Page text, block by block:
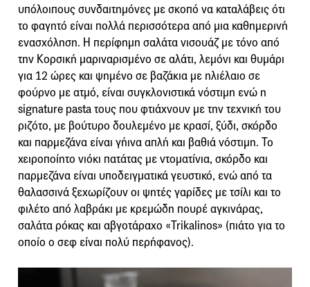
υπόλοιπους συνδαιτημόνες με σκοπό να καταλάβεις ότι
το φαγητό είναι πολλά περισσότερα από μια καθημερινή
ενασχόληση. Η περίφημη σαλάτα νισουάζ με τόνο από
την Κορσική μαριναρισμένο σε αλάτι, λεμόνι και θυμάρι
για 12 ώρες και ψημένο σε βαζάκια με ηλιέλαιο σε
φούρνο με ατμό, είναι συγκλονιστικά νόστιμη ενώ η
signature pasta τους που φτιάχνουν με την τεχνική του
ριζότο, με βούτυρο δουλεμένο με κρασί, ξύδι, σκόρδο
και παρμεζάνα είναι γήινα απλή και βαθιά νόστιμη. Το
χειροποίητο νιόκι πατάτας με ντοματίνια, σκόρδο και
παρμεζάνα είναι υποδειγματικά γευστικό, ενώ από τα
θαλασσινά ξεχωρίζουν οι ψητές γαρίδες με τσίλι και το
φιλέτο από λαβράκι με κρεμώδη πουρέ αγκινάρας,
σαλάτα ρόκας και αβγοτάραχο «Trikalinos» (πιάτο για το
οποίο ο σεφ είναι πολύ περήφανος).